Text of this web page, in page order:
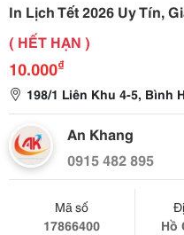
In Lịch Tết 2026 Uy Tín,
( HẾT HẠN )
10.000₫
198/1 Liên Khu 4-5, Bình
An Khang
0915 482 895
Mã số
17866400
Hồ